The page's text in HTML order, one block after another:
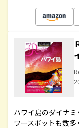
ハワイ島のダイナ
ワースポットも数多